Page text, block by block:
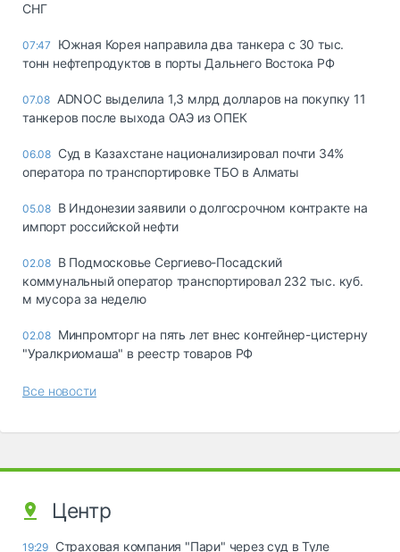
СНГ
07:47
Южная Корея направила два танкера с 30 тыс.
тонн нефтепродуктов в порты Дальнего Востока РФ
07.08 ADNOC выделила 1,3 млрд долларов на покупку 11
танкеров после выхода ОАЭ из ОПЕК
06.08 Суд в Казахстане национализировал почти 34%
оператора по транспортировке ТБО в Алматы
05.08 В Индонезии заявили о долгосрочном контракте на
импорт российской нефти
02.08 В Подмосковье Сергиево-Посадский
коммунальный оператор транспортировал 232 тыс. куб.
м мусора за неделю
02.08 Минпромторг на пять лет внес контейнер-цистерну
"Уралкриомаша" в реестр товаров РФ
Все новости
Центр
19:29 Страховая компания "Пари" через суд в Туле